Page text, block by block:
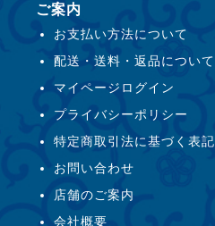
ご案内
お支払い方法について
配送・送料・返品について
マイページログイン
プライバシーポリシー
特定商取引法に基づく表記
お問い合わせ
店舗のご案内
会社概要